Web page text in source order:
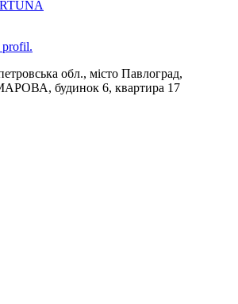
profil.
обл., місто Павлоград,
будинок 6, квартира 17